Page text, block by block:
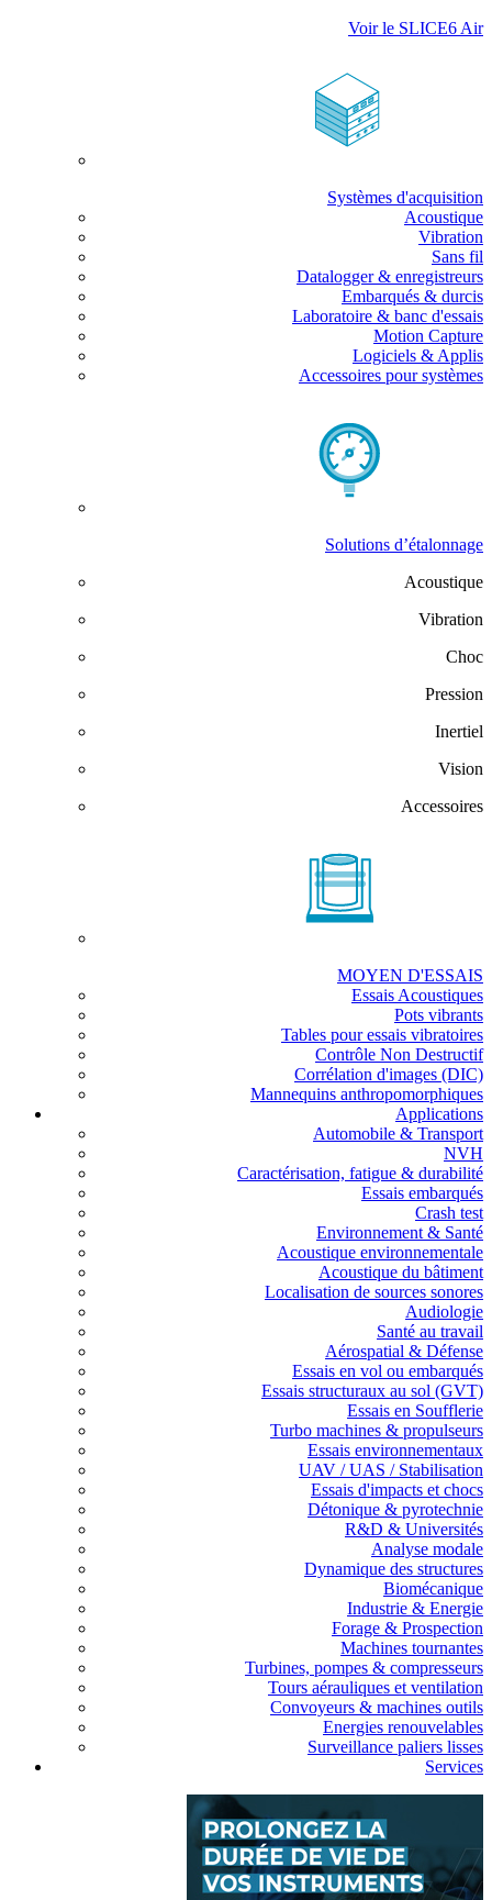
Voir le SLICE6 Air
Systèmes d'acquisition
Acoustique
Vibration
Sans fil
Datalogger & enregistreurs
Embarqués & durcis
Laboratoire & banc d'essais
Motion Capture
Logiciels & Applis
Accessoires pour systèmes
Solutions d’étalonnage
Acoustique
Vibration
Choc
Pression
Inertiel
Vision
Accessoires
MOYEN D'ESSAIS
Essais Acoustiques
Pots vibrants
Tables pour essais vibratoires
Contrôle Non Destructif
Corrélation d'images (DIC)
Mannequins anthropomorphiques
Applications
Automobile & Transport
NVH
Caractérisation, fatigue & durabilité
Essais embarqués
Crash test
Environnement & Santé
Acoustique environnementale
Acoustique du bâtiment
Localisation de sources sonores
Audiologie
Santé au travail
Aérospatial & Défense
Essais en vol ou embarqués
Essais structuraux au sol (GVT)
Essais en Soufflerie
Turbo machines & propulseurs
Essais environnementaux
UAV / UAS / Stabilisation
Essais d'impacts et chocs
Détonique & pyrotechnie
R&D & Universités
Analyse modale
Dynamique des structures
Biomécanique
Industrie & Energie
Forage & Prospection
Machines tournantes
Turbines, pompes & compresseurs
Tours aérauliques et ventilation
Convoyeurs & machines outils
Energies renouvelables
Surveillance paliers lisses
Services